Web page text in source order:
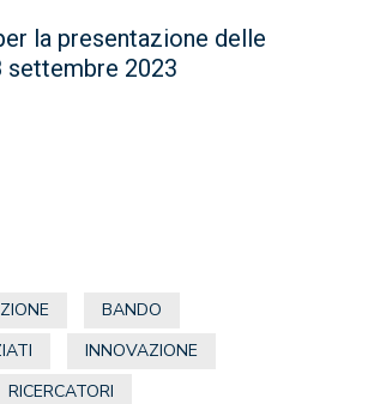
la presentazione delle
settembre 2023
BANDO
INNOVAZIONE
RICERCATORI